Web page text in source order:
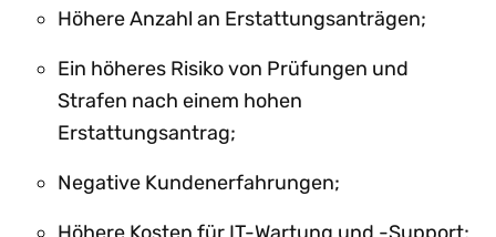
Höhere Anzahl an Erstattungsanträgen;
Ein höheres Risiko von Prüfungen und
Strafen nach einem hohen
Erstattungsantrag;
Negative Kundenerfahrungen;
Höhere Kosten für IT-Wartung und -Support;